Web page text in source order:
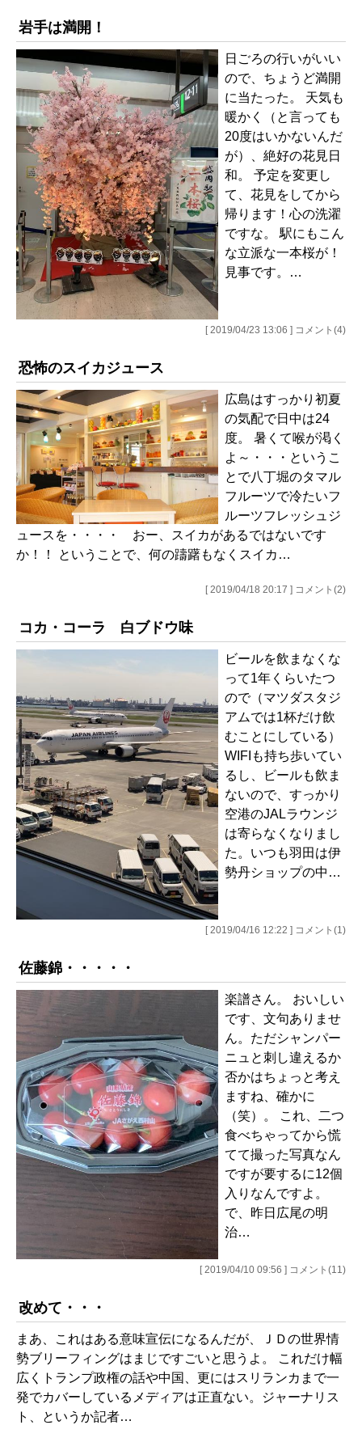
岩手は満開！
日ごろの行いがいい
ので、ちょうど満開
に当たった。 天気も
暖かく（と言っても
20度はいかないんだ
が）、絶好の花見日
和。 予定を変更し
て、花見をしてから
帰ります！心の洗濯
ですな。 駅にもこん
な立派な一本桜が！
見事です。…
[ 2019/04/23 13:06 ] コメント(4)
恐怖のスイカジュース
広島はすっかり初夏
の気配で日中は24
度。 暑くて喉が渇く
よ～・・・というこ
とで八丁堀のタマル
フルーツで冷たいフ
ルーツフレッシュジ
ュースを・・・・ おー、スイカがあるではないです
か！！ ということで、何の躊躇もなくスイカ…
[ 2019/04/18 20:17 ] コメント(2)
コカ・コーラ 白ブドウ味
ビールを飲まなくな
って1年くらいたつ
ので（マツダスタジ
アムでは1杯だけ飲
むことにしている）
WIFIも持ち歩いてい
るし、ビールも飲ま
ないので、すっかり
空港のJALラウンジ
は寄らなくなりまし
た。いつも羽田は伊
勢丹ショップの中…
[ 2019/04/16 12:22 ] コメント(1)
佐藤錦・・・・・
楽譜さん。 おいしい
です、文句ありませ
ん。ただシャンパー
ニュと刺し違えるか
否かはちょっと考え
ますね、確かに
（笑）。 これ、二つ
食べちゃってから慌
てて撮った写真なん
ですが要するに12個
入りなんですよ。
で、昨日広尾の明
治…
[ 2019/04/10 09:56 ] コメント(11)
改めて・・・
まあ、これはある意味宣伝になるんだが、ＪＤの世界情
勢ブリーフィングはまじですごいと思うよ。 これだけ幅
広くトランプ政権の話や中国、更にはスリランカまで一
発でカバーしているメディアは正直ない。ジャーナリス
ト、というか記者…